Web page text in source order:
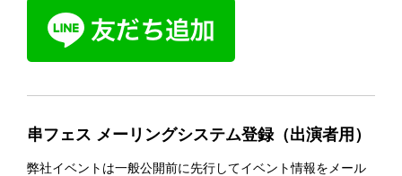
串フェス メーリングシステム登録（出演者用）
弊社イベントは一般公開前に先行してイベント情報をメール